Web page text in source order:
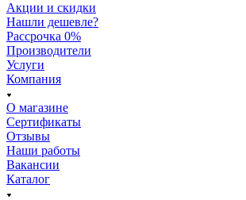
Акции и скидки
Нашли дешевле?
Рассрочка 0%
Производители
Услуги
Компания
О магазине
Сертификаты
Отзывы
Наши работы
Вакансии
Каталог